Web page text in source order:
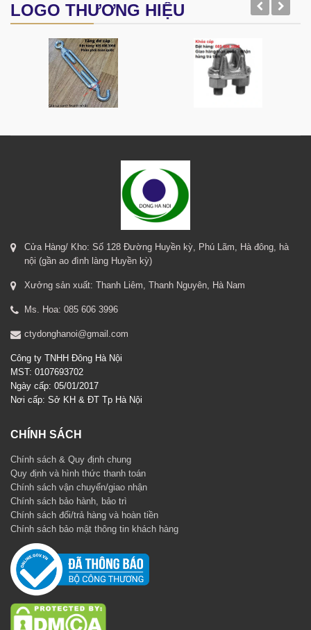
LOGO THƯƠNG HIỆU
Cửa Hàng/ Kho: Số 128 Đường Huyền kỳ, Phú Lãm, Hà đông, hà
nội (gần ao đình làng Huyền kỳ)
Xưởng sản xuất: Thanh Liêm, Thanh Nguyên, Hà Nam
Ms. Hoa: 085 606 3996
ctydonghanoi@gmail.com
Công ty TNHH Đông Hà Nội
MST: 0107693702
Ngày cấp: 05/01/2017
Nơi cấp: Sở KH & ĐT Tp Hà Nội
CHÍNH SÁCH
Chính sách & Quy định chung
Quy định và hình thức thanh toán
Chính sách vận chuyển/giao nhận
Chính sách bảo hành, bảo trì
Chính sách đổi/trả hàng và hoàn tiền
Chính sách bảo mật thông tin khách hàng